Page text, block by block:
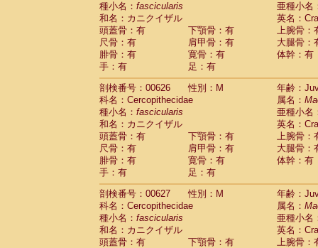
種小名： fascicularis
亜種小名
和名：カニクイザル
英名：
頭蓋骨：有
下顎骨：有
上腕骨：
尺骨：有
肩甲骨：有
大腿骨：
腓骨：有
寛骨：有
体幹：有
手：有
足：有
剖検番号：00626
性別：M
年齢：
科名：Cercopithecidae
属名：
種小名： fascicularis
亜種小名
和名：カニクイザル
英名：
頭蓋骨：有
下顎骨：有
上腕骨：
尺骨：有
肩甲骨：有
大腿骨：
腓骨：有
寛骨：有
体幹：有
手：有
足：有
剖検番号：00627
性別：M
年齢：
科名：Cercopithecidae
属名：
種小名： fascicularis
亜種小名
和名：カニクイザル
英名：
頭蓋骨：有
下顎骨：有
上腕骨：